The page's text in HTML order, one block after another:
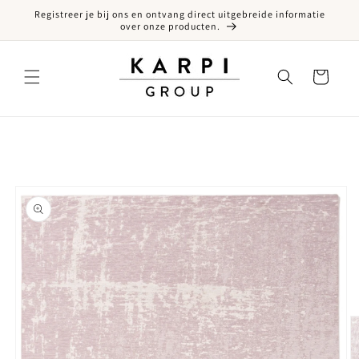
naar de content
Registreer je bij ons en ontvang direct uitgebreide informatie
over onze producten.
Winkelwagen
naar productinformatie